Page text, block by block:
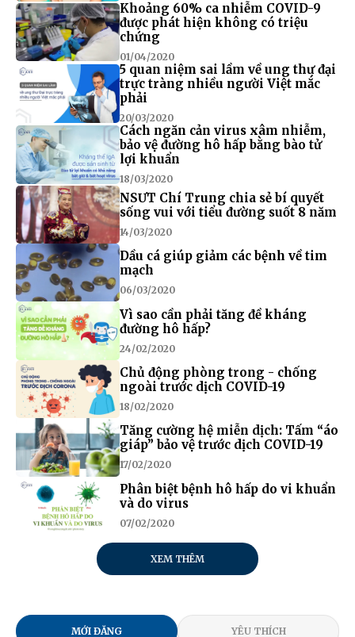
Khoảng 60% ca nhiễm COVID-9
được phát hiện không có triệu
chứng
01/04/2020
5 quan niệm sai lầm về ung thư đại
trực tràng nhiều người Việt mắc
phải
20/03/2020
Cách ngăn cản virus xâm nhiễm,
bảo vệ đường hô hấp bằng bào tử
lợi khuẩn
18/03/2020
NSƯT Chí Trung chia sẻ bí quyết
sống vui với tiểu đường suốt 8 năm
14/03/2020
Dầu cá giúp giảm các bệnh về tim
mạch
06/03/2020
Vì sao cần phải tăng đề kháng
đường hô hấp?
24/02/2020
Chủ động phòng trong - chống
ngoài trước dịch COVID-19
18/02/2020
Tăng cường hệ miễn dịch: Tấm “áo
giáp” bảo vệ trước dịch COVID-19
17/02/2020
Phân biệt bệnh hô hấp do vi khuẩn
và do virus
07/02/2020
XEM THÊM
MỚI ĐĂNG YÊU THÍCH